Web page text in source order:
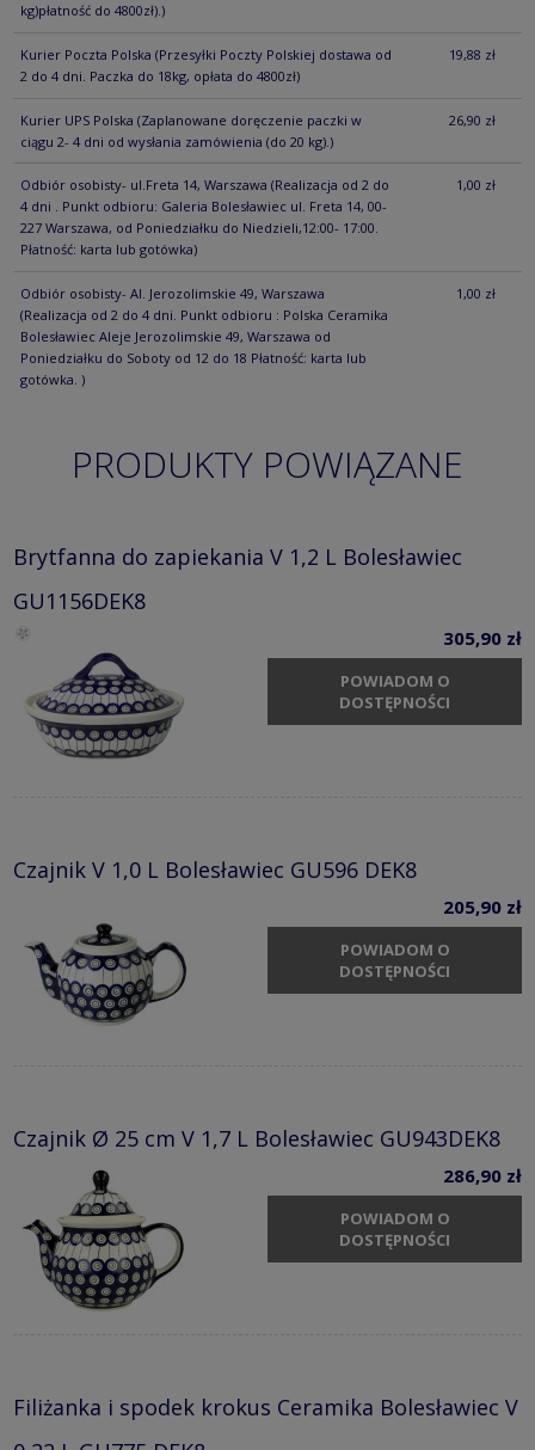
kg)płatność do 4800zł).)
Kurier Poczta Polska (Przesyłki Poczty Polskiej dostawa od
2 do 4 dni. Paczka do 18kg, opłata do 4800zł)
19,88 zł
Kurier UPS Polska (Zaplanowane doręczenie paczki w
ciągu 2- 4 dni od wysłania zamówienia (do 20 kg).)
26,90 zł
Odbiór osobisty- ul.Freta 14, Warszawa (Realizacja od 2 do
4 dni . Punkt odbioru: Galeria Bolesławiec ul. Freta 14, 00-
227 Warszawa, od Poniedziałku do Niedzieli,12:00- 17:00.
Płatność: karta lub gotówka)
1,00 zł
Odbiór osobisty- Al. Jerozolimskie 49, Warszawa
(Realizacja od 2 do 4 dni. Punkt odbioru : Polska Ceramika
Bolesławiec Aleje Jerozolimskie 49, Warszawa od
Poniedziałku do Soboty od 12 do 18 Płatność: karta lub
gotówka. )
1,00 zł
PRODUKTY POWIĄZANE
Brytfanna do zapiekania V 1,2 L Bolesławiec
GU1156DEK8
305,90 zł
POWIADOM O
DOSTĘPNOŚCI
Czajnik V 1,0 L Bolesławiec GU596 DEK8
205,90 zł
POWIADOM O
DOSTĘPNOŚCI
Czajnik Ø 25 cm V 1,7 L Bolesławiec GU943DEK8
286,90 zł
POWIADOM O
DOSTĘPNOŚCI
Filiżanka i spodek krokus Ceramika Bolesławiec V